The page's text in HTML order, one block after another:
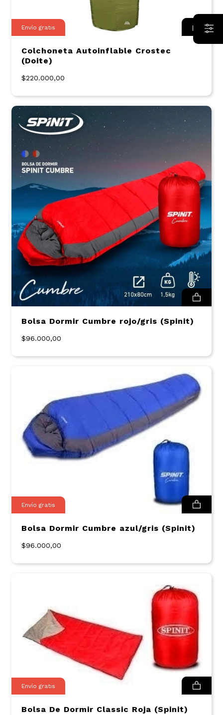
Envío gratis
Colchoneta Autoinflable Crostec
(Doite)
$220.000,00
Bolsa Dormir Cumbre rojo/gris (Spinit)
$96.000,00
Envío gratis
Bolsa Dormir Cumbre azul/gris (Spinit)
$96.000,00
Envío gratis
Bolsa De Dormir Classic Roja (Spinit)